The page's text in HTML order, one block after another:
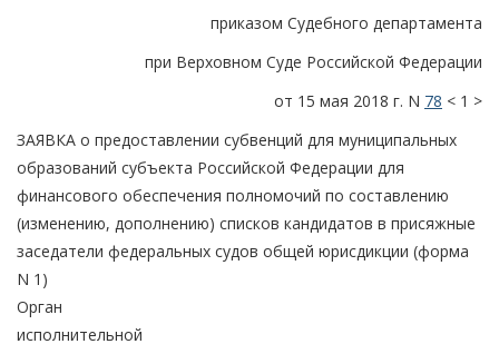
приказом Судебного департамента
при Верховном Суде Российской Федерации
от 15 мая 2018 г. N 78 < 1 >
ЗАЯВКА о предоставлении субвенций для муниципальных
образований субъекта Российской Федерации для
финансового обеспечения полномочий по составлению
(изменению, дополнению) списков кандидатов в присяжные
заседатели федеральных судов общей юрисдикции (форма
N 1)
Орган
исполнительной